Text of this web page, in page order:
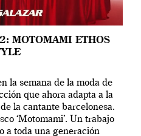
MOTOMAMI ETHOS
la semana de la moda de
que ahora adapta a la
la cantante barcelonesa.
‘Motomami’. Un trabajo
a toda una generación